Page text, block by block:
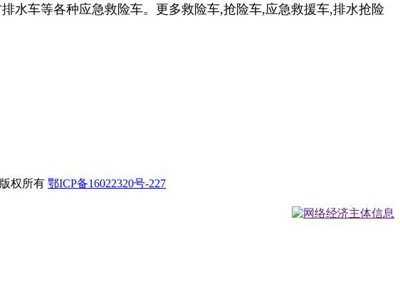
水车等各种应急救险车。更多救险车,抢险车,应急救援车,排水抢险
权所有 鄂ICP备16022320号-227